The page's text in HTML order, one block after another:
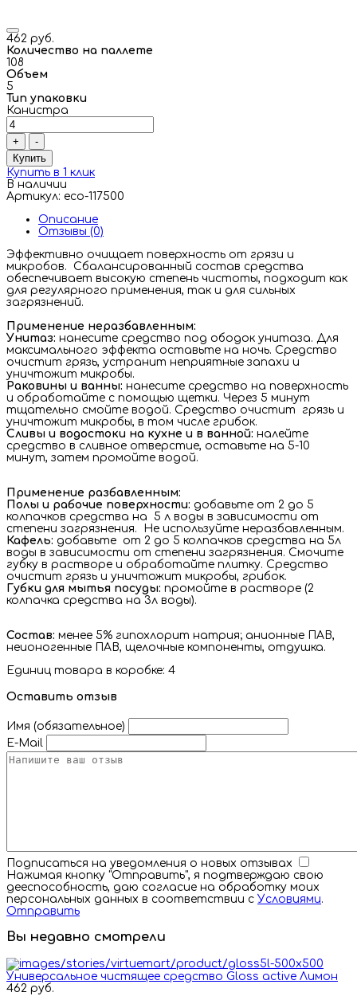
462 руб.
Количество на паллете
108
Объем
5
Тип упаковки
Канистра
+
-
Купить
Купить в 1 клик
В наличии
Артикул: eco-117500
Описание
Отзывы (0)
Эффективно очищает поверхность от грязи и
микробов. Сбалансированный состав средства
обеспечивает высокую степень чистоты, подходит как
для регулярного применения, так и для сильных
загрязнений.
Применение неразбавленным:
Унитаз: нанесите средство под ободок унитаза. Для
максимального эффекта оставьте на ночь. Средство
очистит грязь, устранит неприятные запахи и
уничтожит микробы.
Раковины и ванны: нанесите средство на поверхность
и обработайте с помощью щетки. Через 5 минут
тщательно смойте водой. Средство очистит грязь и
уничтожит микробы, в том числе грибок.
Сливы и водостоки на кухне и в ванной: налейте
средство в сливное отверстие, оставьте на 5-10
минут, затем промойте водой.
Применение разбавленным:
Полы и рабочие поверхности: добавьте от 2 до 5
колпачков средства на 5 л воды в зависимости от
степени загрязнения. Не используйте неразбавленным.
Кафель: добавьте от 2 до 5 колпачков средства на 5л
воды в зависимости от степени загрязнения. Смочите
губку в растворе и обработайте плитку. Средство
очистит грязь и уничтожит микробы, грибок.
Губки для мытья посуды: промойте в растворе (2
колпачка средства на 3л воды).
Состав: менее 5% гипохлорит натрия; анионные ПАВ,
неионогенные ПАВ, щелочные компоненты, отдушка.
Единиц товара в коробке: 4
Оставить отзыв
Имя (обязательное)
E-Mail
Подписаться на уведомления о новых отзывах
Нажимая кнопку "Отправить", я подтверждаю свою
дееспособность, даю согласие на обработку моих
персональных данных в соответствии с Условиями.
Отправить
Вы недавно смотрели
Универсальное чистящее средство Gloss active Лимон
462 руб.